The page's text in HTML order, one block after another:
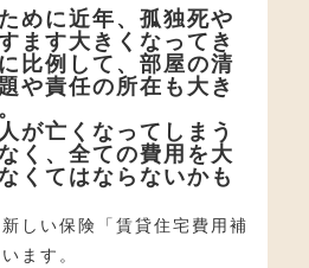
めに近年、孤独死や
ます大きくなってき
比例して、部屋の清
や責任の所在も大き
が亡くなってしまう
く、全ての費用を大
くてはならないかも
しい保険「賃貸住宅費用補
ます。